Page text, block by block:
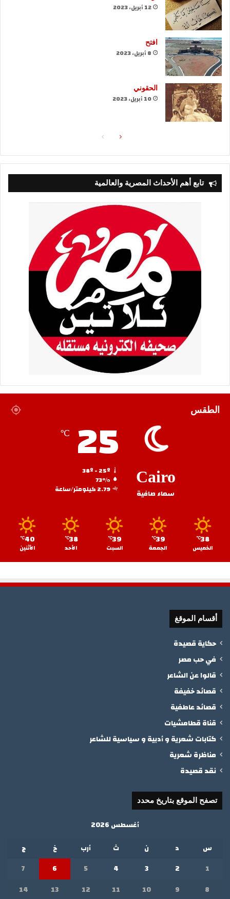
12 أبريل، 2023
افتح
8 أبريل، 2023
الحقوني
10 أبريل، 2023
الصفحةالصفحة
تابع أهم الأحداث المصرية والعالمية
الطقس
Cairo
سماء صافية
25
℃
73%
2.79 كيلومتر/ساعة
38
℃
الخميس
39
℃
الجمعة
39
℃
السبت
38
℃
الأحد
40
℃
الأثنين
أقسام الموقغ
حكاية قصيدة
في حب مصر
قالوا عن الشاعر
قصائد خفيفة
قصائد عاطفية
قناة قطامشيات
كتابات شعرية و أدبية و سياسية للشاعر
مناظرة شعرية
نقد قصيدة
تصفح الموقع بتاريخ محدد
أغسطس 2026
س
د ن ث أرب خ
ج
1
2
3
4
5
6
7
8
9
10
11
12
13
14